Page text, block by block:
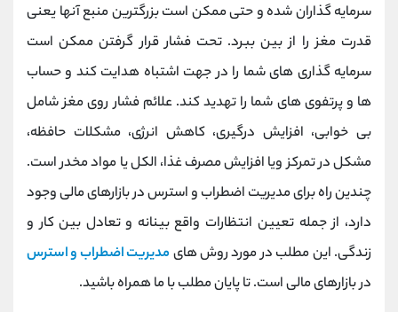
سرمایه گذاران شده و حتی ممکن است بزرگترین منبع آنها یعنی
قدرت مغز را از بین ببرد. تحت فشار قرار گرفتن ممکن است
سرمایه گذاری های شما را در جهت اشتباه هدایت کند و حساب
ها و پرتفوی های شما را تهدید کند. علائم فشار روی مغز شامل
بی خوابی، افزایش درگیری، کاهش انرژی، مشکلات حافظه،
مشکل در تمرکز ویا افزایش مصرف غذا، الکل یا مواد مخدر است.
چندین راه برای مدیریت اضطراب و استرس در بازارهای مالی وجود
دارد، از جمله تعیین انتظارات واقع بینانه و تعادل بین کار و
زندگی. این مطلب در مورد روش های مدیریت اضطراب و استرس
در بازارهای مالی است. تا پایان مطلب با ما همراه باشید.
بدون پیش شماره 90001030
اینستاگرام @alireza.mehrabii
کانال تلگرام @alirezamehrabi_com